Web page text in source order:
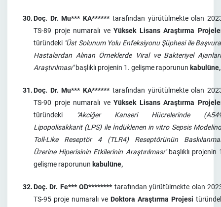
30.Doç. Dr. Mu*** KA******tarafından yürütülmekte olan
TS-89 proje numaralı veYüksek Lisans Araştırma
türündeki "Üst Solunum Yolu Enfeksiyonu Şüphesi ile
Hastalardan Alınan Örneklerde Viral ve Bakteriyel
Araştırılması"başlıklı projenin 1. gelişme raporunun kabulüne,
31.Doç. Dr. Mu*** KA******tarafından yürütülmekte olan
TS-90 proje numaralı veYüksek Lisans Araştırma
türündeki
"Akciğer Kanseri Hücrelerinde
Lipopolisakkarit (LPS) ile İndüklenen in vitro Sepsis
Toll-Like Reseptör 4 (TLR4) Reseptörünün
Üzerine Hiperisinin Etkilerinin Araştırılması"başlıklı projenin
gelişme raporunun kabulüne,
32.Doç. Dr. Fe*** OD********tarafından yürütülmekte olan
TS-95 proje numaralı ve Doktora Araştırma Projesi